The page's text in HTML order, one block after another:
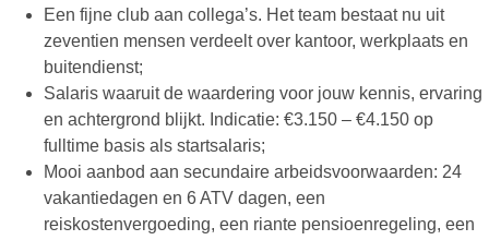
Een fijne club aan collega’s. Het team bestaat nu uit
zeventien mensen verdeelt over kantoor, werkplaats en
buitendienst;
Salaris waaruit de waardering voor jouw kennis, ervaring
en achtergrond blijkt. Indicatie: €3.150 – €4.150 op
fulltime basis als startsalaris;
Mooi aanbod aan secundaire arbeidsvoorwaarden: 24
vakantiedagen en 6 ATV dagen, een
reiskostenvergoeding, een riante pensioenregeling, een